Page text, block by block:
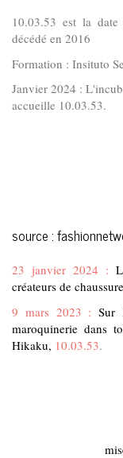
10.03.53 est la
décédé en 2016
Formation : Insituto
Janvier 2024 :
accueille 10.03.53.
source :
23 janvier 2024 :
créateurs de
9 mars 2023 : Sur
maroquinerie dans
Hikaku, 10.03.53.